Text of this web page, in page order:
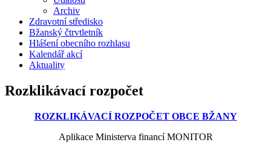
Archiv
Zdravotní středisko
Bžanský čtrvtletník
Hlášení obecního rozhlasu
Kalendář akcí
Aktuality
Rozklikávací rozpočet
ROZKLIKÁVACÍ ROZPOČET OBCE BŽANY
Aplikace Ministerva financí MONITOR